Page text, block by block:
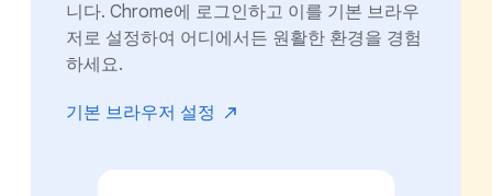
니다. Chrome에 로그인하고 이를 기본 브라우
저로 설정하여 어디에서든 원활한 환경을 경험
하세요.
기본 브라우저 설정